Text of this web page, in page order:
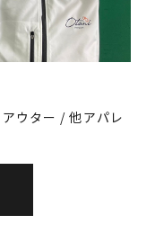
ウター / 他アパレ